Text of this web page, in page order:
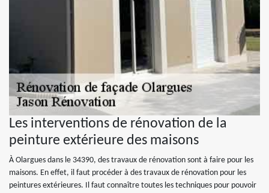
Les interventions de rénovation de la
peinture extérieure des maisons
À Olargues dans le 34390, des travaux de rénovation sont à faire pour les
maisons. En effet, il faut procéder à des travaux de rénovation pour les
peintures extérieures. Il faut connaître toutes les techniques pour pouvoir